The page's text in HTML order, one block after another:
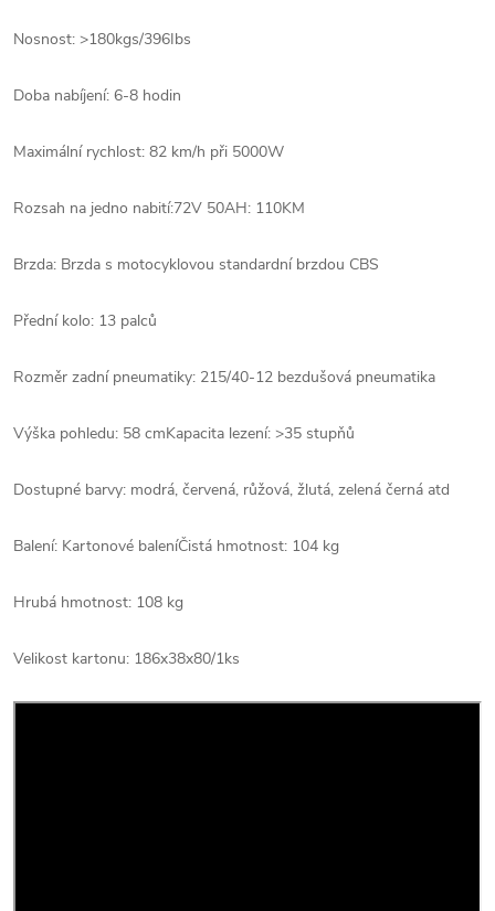
Nosnost: >180kgs/396Ibs
Doba nabíjení: 6-8 hodin
Maximální rychlost: 82 km/h při 5000W
Rozsah na jedno nabití:72V 50AH: 110KM
Brzda: Brzda s motocyklovou standardní brzdou CBS
Přední kolo: 13 palců
Rozměr zadní pneumatiky: 215/40-12 bezdušová pneumatika
Výška pohledu: 58 cmKapacita lezení: >35 stupňů
Dostupné barvy: modrá, červená, růžová, žlutá, zelená černá atd
Balení: Kartonové baleníČistá hmotnost: 104 kg
Hrubá hmotnost: 108 kg
Velikost kartonu: 186x38x80/1ks